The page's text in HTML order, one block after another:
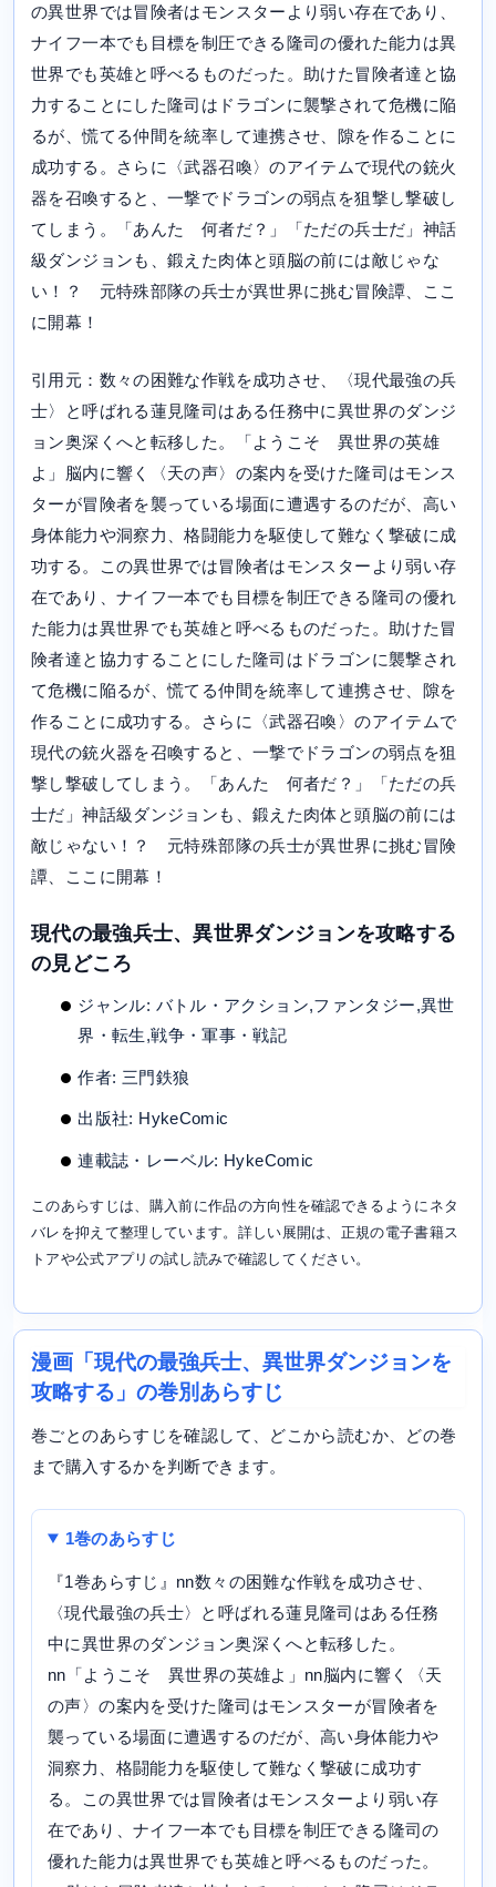
の異世界では冒険者はモンスターより弱い存在であり、
ナイフ一本でも目標を制圧できる隆司の優れた能力は異
世界でも英雄と呼べるものだった。助けた冒険者達と協
力することにした隆司はドラゴンに襲撃されて危機に陥
るが、慌てる仲間を統率して連携させ、隙を作ることに
成功する。さらに〈武器召喚〉のアイテムで現代の銃火
器を召喚すると、一撃でドラゴンの弱点を狙撃し撃破し
てしまう。「あんた 何者だ？」「ただの兵士だ」神話
級ダンジョンも、鍛えた肉体と頭脳の前には敵じゃな
い！？ 元特殊部隊の兵士が異世界に挑む冒険譚、ここ
に開幕！
引用元：数々の困難な作戦を成功させ、〈現代最強の兵
士〉と呼ばれる蓮見隆司はある任務中に異世界のダンジ
ョン奥深くへと転移した。「ようこそ 異世界の英雄
よ」脳内に響く〈天の声〉の案内を受けた隆司はモンス
ターが冒険者を襲っている場面に遭遇するのだが、高い
身体能力や洞察力、格闘能力を駆使して難なく撃破に成
功する。この異世界では冒険者はモンスターより弱い存
在であり、ナイフ一本でも目標を制圧できる隆司の優れ
た能力は異世界でも英雄と呼べるものだった。助けた冒
険者達と協力することにした隆司はドラゴンに襲撃され
て危機に陥るが、慌てる仲間を統率して連携させ、隙を
作ることに成功する。さらに〈武器召喚〉のアイテムで
現代の銃火器を召喚すると、一撃でドラゴンの弱点を狙
撃し撃破してしまう。「あんた 何者だ？」「ただの兵
士だ」神話級ダンジョンも、鍛えた肉体と頭脳の前には
敵じゃない！？ 元特殊部隊の兵士が異世界に挑む冒険
譚、ここに開幕！
現代の最強兵士、異世界ダンジョンを攻略する
の見どころ
ジャンル: バトル・アクション,ファンタジー,異世
界・転生,戦争・軍事・戦記
作者: 三門鉄狼
出版社: HykeComic
連載誌・レーベル: HykeComic
このあらすじは、購入前に作品の方向性を確認できるようにネタ
バレを抑えて整理しています。詳しい展開は、正規の電子書籍ス
トアや公式アプリの試し読みで確認してください。
漫画「現代の最強兵士、異世界ダンジョンを
攻略する」の巻別あらすじ
巻ごとのあらすじを確認して、どこから読むか、どの巻
まで購入するかを判断できます。
1巻のあらすじ
『1巻あらすじ』nn数々の困難な作戦を成功させ、
〈現代最強の兵士〉と呼ばれる蓮見隆司はある任務
中に異世界のダンジョン奥深くへと転移した。
nn「ようこそ 異世界の英雄よ」nn脳内に響く〈天
の声〉の案内を受けた隆司はモンスターが冒険者を
襲っている場面に遭遇するのだが、高い身体能力や
洞察力、格闘能力を駆使して難なく撃破に成功す
る。この異世界では冒険者はモンスターより弱い存
在であり、ナイフ一本でも目標を制圧できる隆司の
優れた能力は異世界でも英雄と呼べるものだった。